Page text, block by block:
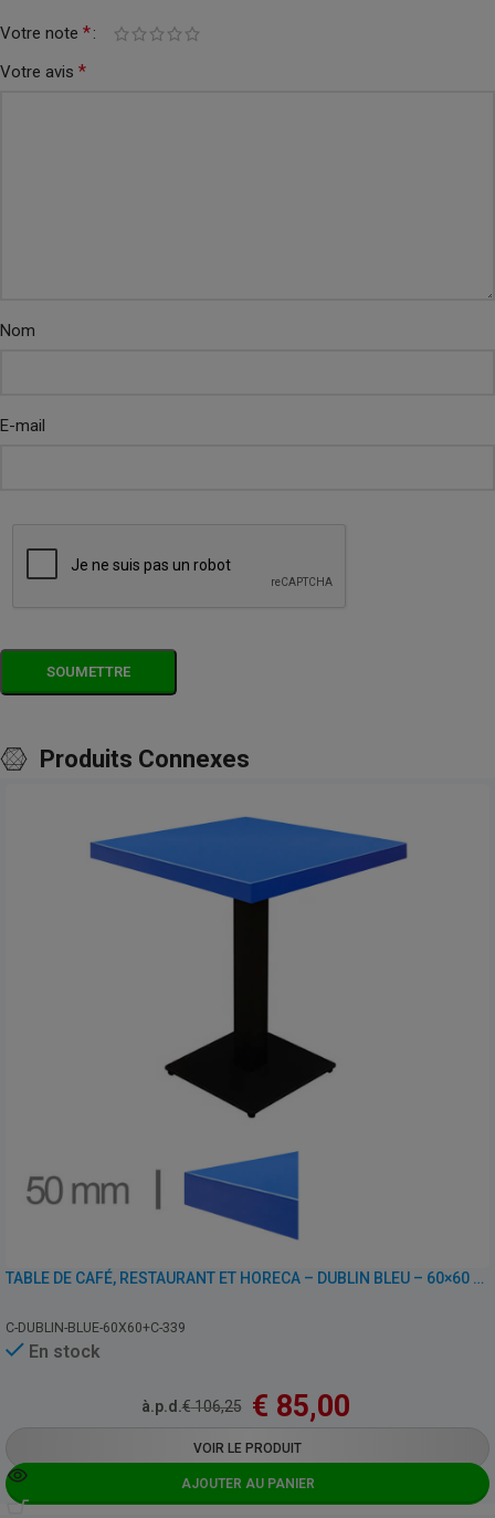
Votre note *
Votre avis *
Nom
E-mail
Produits Connexes
TABLE DE CAFÉ, RESTAURANT ET HORECA – DUBLIN BLEU – 60×60 CM AVEC PIED
C-DUBLIN-BLUE-60X60+C-339
En stock
à.p.d.€106,25 € 85,00
VOIR LE PRODUIT
AJOUTER AU PANIER